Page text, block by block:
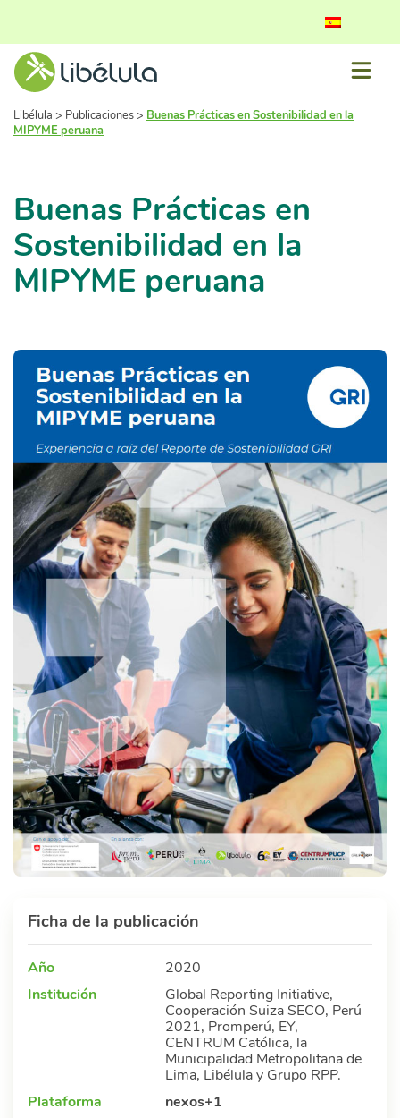
Libélula > Publicaciones> Buenas Prácticas en Sostenibilidad en la
MIPYME peruana
Buenas Prácticas en
Sostenibilidad en la
MIPYME peruana
Ficha de la publicación
Año
2020
Institución
Global Reporting Initiative,
Cooperación Suiza SECO, Perú
2021, Promperú, EY,
CENTRUM Católica, la
Municipalidad Metropolitana de
Lima, Libélula y Grupo RPP.
Plataforma
nexos+1